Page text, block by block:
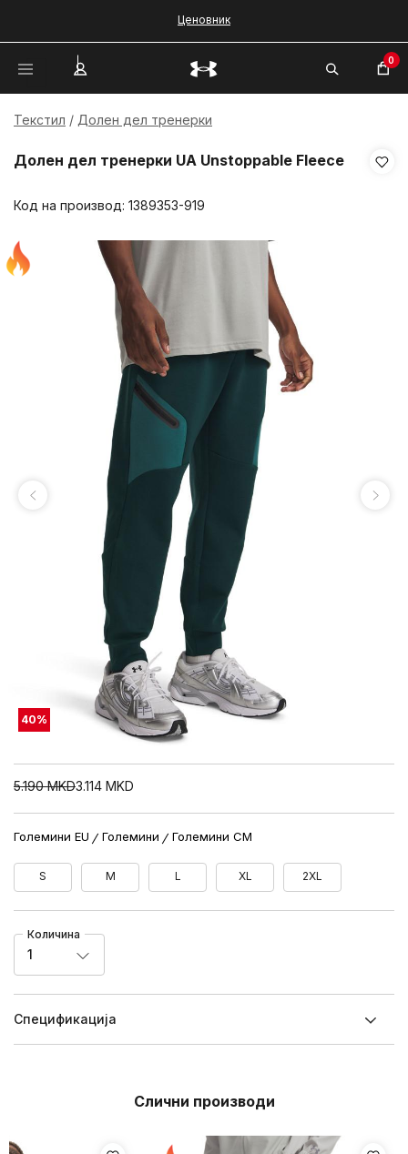
Ценовник
0
Текстил Долен дел тренерки
Долен дел тренерки UA Unstoppable Fleece
Код на производ: 1389353-919
40%
5.190 MKD3.114 MKD
Големини EU Големини Големини CM
S M L XL 2XL
Количина
1
Спецификацијa
Слични производи